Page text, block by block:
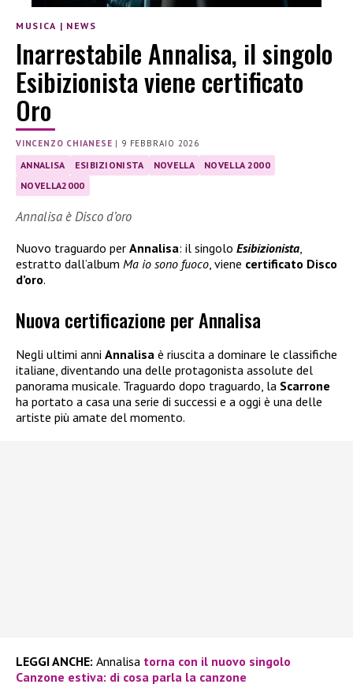
MUSICA | NEWS
Inarrestabile Annalisa, il singolo
Esibizionista viene certificato
Oro
VINCENZO CHIANESE | 9 FEBBRAIO 2026
ANNALISA ESIBIZIONISTA NOVELLA
NOVELLA 2000
NOVELLA2000
Annalisa è Disco d’oro
Nuovo traguardo per Annalisa: il singolo Esibizionista,
estratto dall’album Ma io sono fuoco, viene certificato Disco
d’oro.
Nuova certificazione per Annalisa
Negli ultimi anni Annalisa è riuscita a dominare le classifiche
italiane, diventando una delle protagonista assolute del
panorama musicale. Traguardo dopo traguardo, la Scarrone
ha portato a casa una serie di successi e a oggi è una delle
artiste più amate del momento.
LEGGI ANCHE: Annalisa torna con il nuovo singolo
Canzone estiva: di cosa parla la canzone